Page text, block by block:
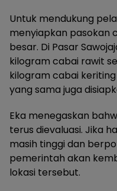
Untuk mendukung
menyiapkan pasokan
besar. Di Pasar
kilogram cabai rawit
kilogram cabai
yang sama juga
Eka menegaskan
terus dievaluasi. Jika
masih tinggi dan
pemerintah akan
lokasi tersebut.